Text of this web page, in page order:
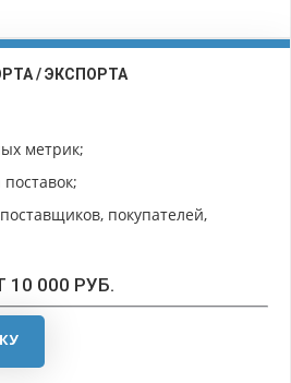
/ ЭКСПОРТА
метрик;
покупателей,
10 000 РУБ.